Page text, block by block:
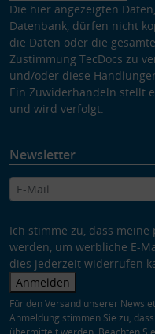
Die hier angezeigten
Datenbank, dürfen nicht
die Daten oder die
Zustimmung TecDocs zu
und/oder diese
Ein Zuwiderhandeln stellt
und wird verfolgt.
Newsletter
Ich stimme zu, dass
werden, um werbliche E-
dies jederzeit widerrufen
Anmelden
Für den Versand unserer
Anmeldung stimmen Sie zu,